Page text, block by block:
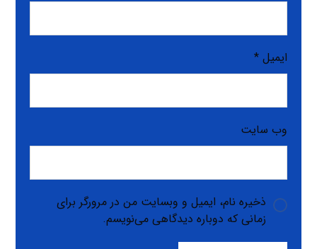
ایمیل*
وب‌ سایت
ذخیره نام، ایمیل و وبسایت من در مرورگر برای
زمانی که دوباره دیدگاهی می‌نویسم.